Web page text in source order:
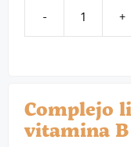
- +
Complejo
vitamina B